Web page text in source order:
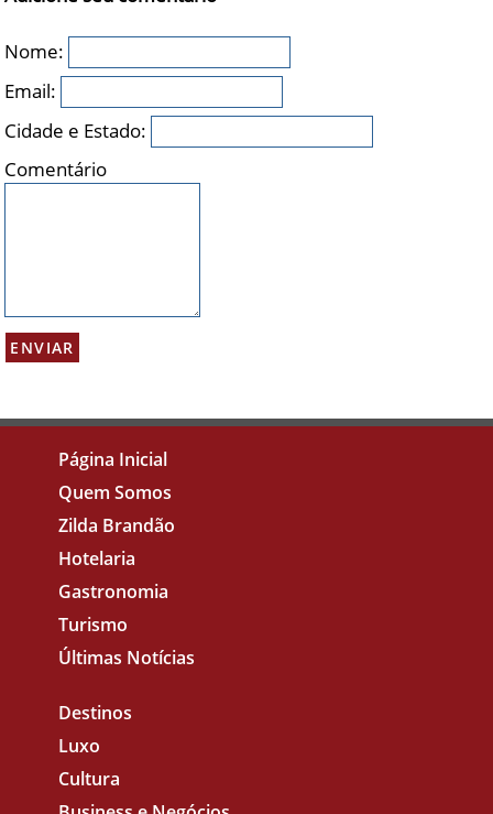
Nome:
Email:
Cidade e Estado:
Comentário
Página Inicial
Quem Somos
Zilda Brandão
Hotelaria
Gastronomia
Turismo
Últimas Notícias
Destinos
Luxo
Cultura